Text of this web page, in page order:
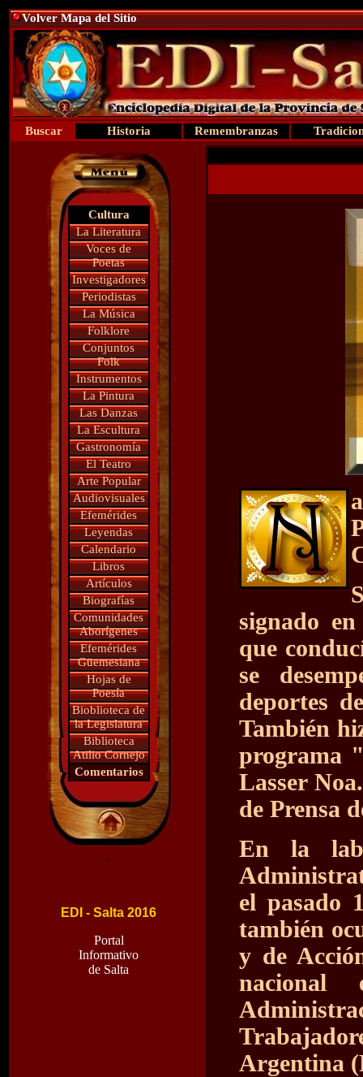
Volver Mapa del Sitio
Buscar Historia Remembranzas
Cultura
La Literatura
Voces de
Poetas
Investigadores
Periodistas
La Música
Folklore
Conjuntos
Folk
Instrumentos
La Pintura
Las Danzas
La Escultura
Gastronomía
El Teatro
Arte Popular
Audiovisuales
Efemérides
Leyendas
Calendario
Libros
Artículos
Biografías
Comunidades
Aborígenes
Efemérides
Güemesiana
Hojas de
Poesía
Bioblioteca de
la Legislatura
Biblioteca
Atilio Cornejo
Comentarios
.
EDI - Salta 2016
Portal
Informativo
de Salta
signado
que
se
deportes
También
programa
Lasser
de Prensa
En la
el pasado
también
y de
nacional
Argentina